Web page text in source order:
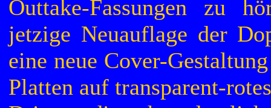
Outtake-Fassungen zu
jetzige Neuauflage der
eine neue Cover-
Platten auf transparent-